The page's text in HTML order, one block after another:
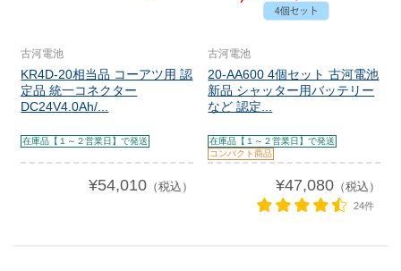
古河電池
KR4D-20相当品 コーアツ用 認
定品 統一コネクター
DC24V4.0Ah/...
在庫品【１～２営業日】で発送
¥54,010（税込）
古河電池
20-AA600 4個セット 古河電池
新品 シャッター用バッテリー
など 認定...
在庫品【１～２営業日】で発送
コンパクト商品
¥47,080（税込）
24件